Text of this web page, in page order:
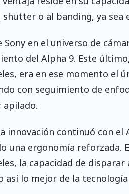
shutter o al banding, ya sea
Sony en el universo de
del Alpha 9. Este
era en ese momento el
con seguimiento de
apilado.
innovación continuó con
una ergonomía reforzada.
la capacidad de
así lo mejor de la